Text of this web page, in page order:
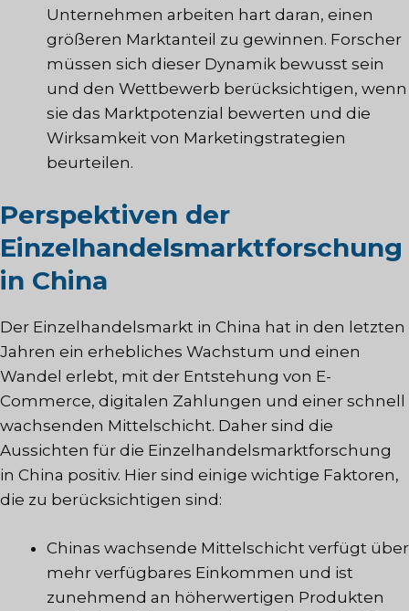
Unternehmen arbeiten hart daran, einen
größeren Marktanteil zu gewinnen. Forscher
müssen sich dieser Dynamik bewusst sein
und den Wettbewerb berücksichtigen, wenn
sie das Marktpotenzial bewerten und die
Wirksamkeit von Marketingstrategien
beurteilen.
Perspektiven der
Einzelhandelsmarktforschung
in China
Der Einzelhandelsmarkt in China hat in den letzten
Jahren ein erhebliches Wachstum und einen
Wandel erlebt, mit der Entstehung von E-
Commerce, digitalen Zahlungen und einer schnell
wachsenden Mittelschicht. Daher sind die
Aussichten für die Einzelhandelsmarktforschung
in China positiv. Hier sind einige wichtige Faktoren,
die zu berücksichtigen sind:
Chinas wachsende Mittelschicht verfügt über
mehr verfügbares Einkommen und ist
zunehmend an höherwertigen Produkten